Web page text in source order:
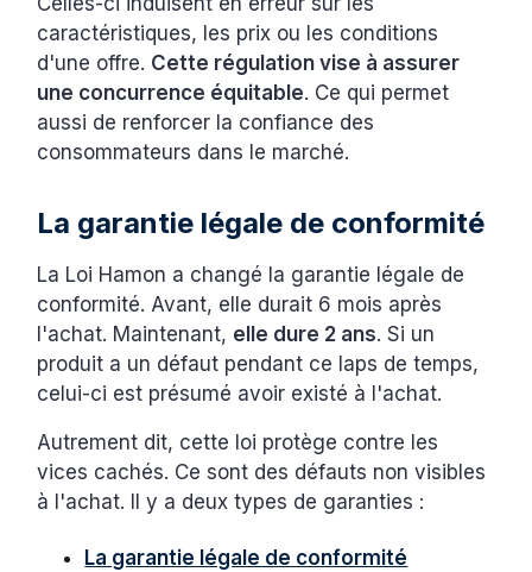
caractéristiques, les prix ou les conditions
d'une offre. Cette régulation vise à assurer
une concurrence équitable. Ce qui permet
aussi de renforcer la confiance des
consommateurs dans le marché.
La garantie légale de conformité
La Loi Hamon a changé la garantie légale de
conformité. Avant, elle durait 6 mois après
l'achat. Maintenant, elle dure 2 ans. Si un
produit a un défaut pendant ce laps de temps,
celui-ci est présumé avoir existé à l'achat.
Autrement dit, cette loi protège contre les
vices cachés. Ce sont des défauts non visibles
à l'achat. Il y a deux types de garanties :
La garantie légale de conformité